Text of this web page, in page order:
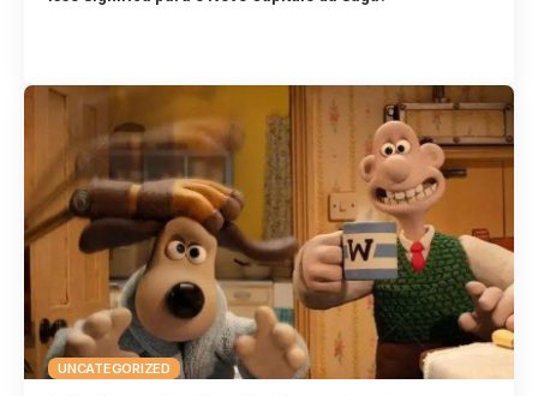
UNCATEGORIZED